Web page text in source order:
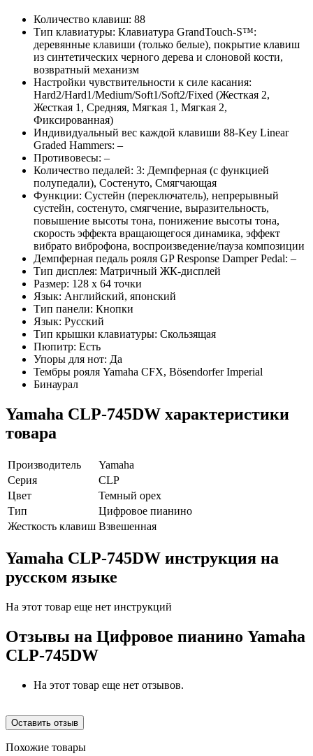
Количество клавиш: 88
Тип клавиатуры: Клавиатура GrandTouch-S™:
деревянные клавиши (только белые), покрытие клавиш
из синтетических черного дерева и слоновой кости,
возвратный механизм
Настройки чувствительности к силе касания:
Hard2/Hard1/Medium/Soft1/Soft2/Fixed (Жесткая 2,
Жесткая 1, Средняя, Мягкая 1, Мягкая 2,
Фиксированная)
Индивидуальный вес каждой клавиши 88-Key Linear
Graded Hammers: –
Противовесы: –
Количество педалей: 3: Демпферная (с функцией
полупедали), Состенуто, Смягчающая
Функции: Сустейн (переключатель), непрерывный
сустейн, состенуто, смягчение, выразительность,
повышение высоты тона, понижение высоты тона,
скорость эффекта вращающегося динамика, эффект
вибрато виброфона, воспроизведение/пауза композиции
Демпферная педаль рояля GP Response Damper Pedal: –
Тип дисплея: Матричный ЖК-дисплей
Размер: 128 x 64 точки
Язык: Английский, японский
Тип панели: Кнопки
Язык: Русский
Тип крышки клавиатуры: Скользящая
Пюпитр: Есть
Упоры для нот: Да
Тембры рояля Yamaha CFX, Bösendorfer Imperial
Бинаурал
Yamaha CLP-745DW характеристики
товара
Производитель
Yamaha
Серия
CLP
Цвет
Темный орех
Тип
Цифровое пианино
Жесткость клавиш Взвешенная
Yamaha CLP-745DW инструкция на
русском языке
На этот товар еще нет инструкций
Отзывы на Цифровое пианино Yamaha
CLP-745DW
На этот товар еще нет отзывов.
Оставить отзыв
Похожие товары